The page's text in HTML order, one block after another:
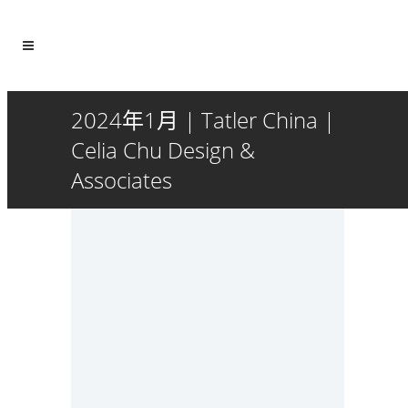
2024年1月 | Tatler China |
Celia Chu Design &
Associates